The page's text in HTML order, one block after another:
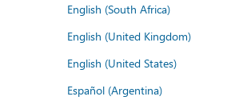
English (South Africa)
English (United Kingdom)
English (United States)
Español (Argentina)